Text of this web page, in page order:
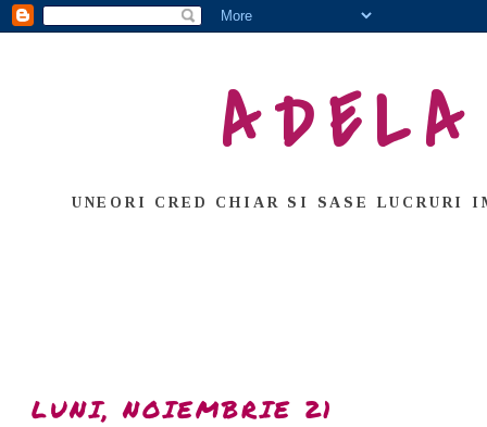
UNEORI CRED CHIAR SI SASE
LUNI, NOIEMBRIE 21